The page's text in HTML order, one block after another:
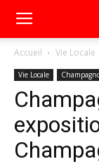
Accueil Vie Locale
Vie Locale